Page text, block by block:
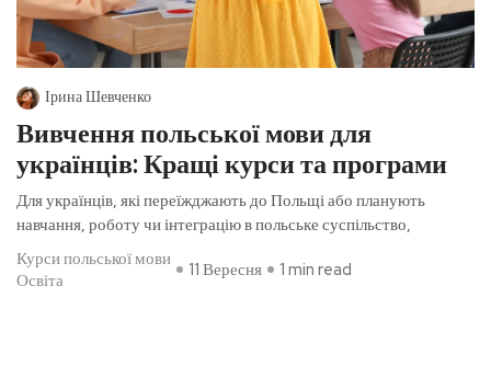
Ірина Шевченко
Вивчення польської мови для
українців: Кращі курси та програми
Для українців, які переїжджають до Польщі або планують
навчання, роботу чи інтеграцію в польське суспільство,
Курси польської мови
Освіта
11 Вересня 1 min read